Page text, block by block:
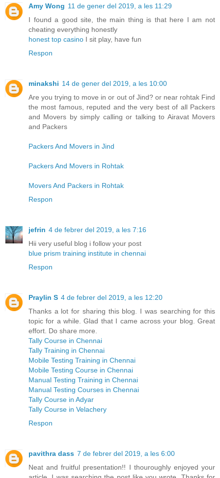
Amy Wong 11 de gener del 2019, a les 11:29
I found a good site, the main thing is that here I am not
cheating everything honestly
honest top casino I sit play, have fun
Respon
minakshi 14 de gener del 2019, a les 10:00
Are you trying to move in or out of Jind? or near rohtak Find
the most famous, reputed and the very best of all Packers
and Movers by simply calling or talking to Airavat Movers
and Packers
Packers And Movers in Jind
Packers And Movers in Rohtak
Movers And Packers in Rohtak
Respon
jefrin 4 de febrer del 2019, a les 7:16
Hii very useful blog i follow your post
blue prism training institute in chennai
Respon
Praylin S 4 de febrer del 2019, a les 12:20
Thanks a lot for sharing this blog. I was searching for this
topic for a while. Glad that I came across your blog. Great
effort. Do share more.
Tally Course in Chennai
Tally Training in Chennai
Mobile Testing Training in Chennai
Mobile Testing Course in Chennai
Manual Testing Training in Chennai
Manual Testing Courses in Chennai
Tally Course in Adyar
Tally Course in Velachery
Respon
pavithra dass 7 de febrer del 2019, a les 6:00
Neat and fruitful presentation!! I thouroughly enjoyed your